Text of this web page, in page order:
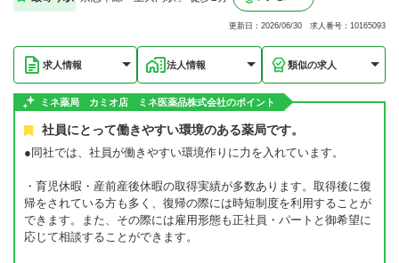
更新日：2026/06/30 求人番号：10165093
求人情報 法人情報 類似の求人
ミネ薬局 カミオ店 ミネ医薬品株式会社のポイント
社員にとって働きやすい環境のある薬局です。
●同社では、社員が働きやすい環境作りに力を入れています。
・育児休暇・産前産後休暇の取得実績が多数あります。取得後に復
帰をされている方も多く、復帰の際には時短制度を利用することが
できます。また、その際には雇用形態も正社員・パートと御希望に
応じて相談することができます。